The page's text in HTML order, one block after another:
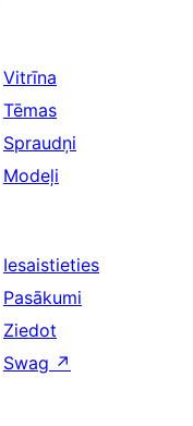
Vitrīna
Tēmas
Spraudņi
Modeļi
Iesaistieties
Pasākumi
Ziedot
Swag ↗